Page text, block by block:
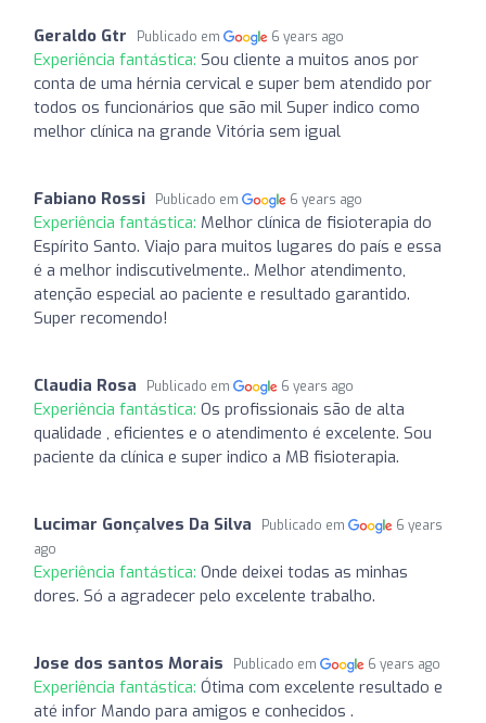
Geraldo Gtr Publicado em 6 years ago
Experiência fantástica: Sou cliente a muitos anos por
conta de uma hérnia cervical e super bem atendido por
todos os funcionários que são mil Super indico como
melhor clínica na grande Vitória sem igual
Fabiano Rossi Publicado em 6 years ago
Experiência fantástica: Melhor clínica de fisioterapia do
Espírito Santo. Viajo para muitos lugares do país e essa
é a melhor indiscutivelmente.. Melhor atendimento,
atenção especial ao paciente e resultado garantido.
Super recomendo!
Claudia Rosa Publicado em 6 years ago
Experiência fantástica: Os profissionais são de alta
qualidade , eficientes e o atendimento é excelente. Sou
paciente da clínica e super indico a MB fisioterapia.
Lucimar Gonçalves Da Silva Publicado em
6 years
ago
Experiência fantástica: Onde deixei todas as minhas
dores. Só a agradecer pelo excelente trabalho.
Jose dos santos Morais Publicado em 6 years ago
Experiência fantástica: Ótima com excelente resultado e
até infor Mando para amigos e conhecidos .